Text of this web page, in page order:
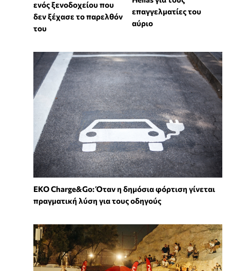
ενός ξενοδοχείου που
δεν ξέχασε το παρελθόν
του
επαγγελματίες του
αύριο
EKO Charge&Go: Όταν η δημόσια φόρτιση γίνεται
πραγματική λύση για τους οδηγούς